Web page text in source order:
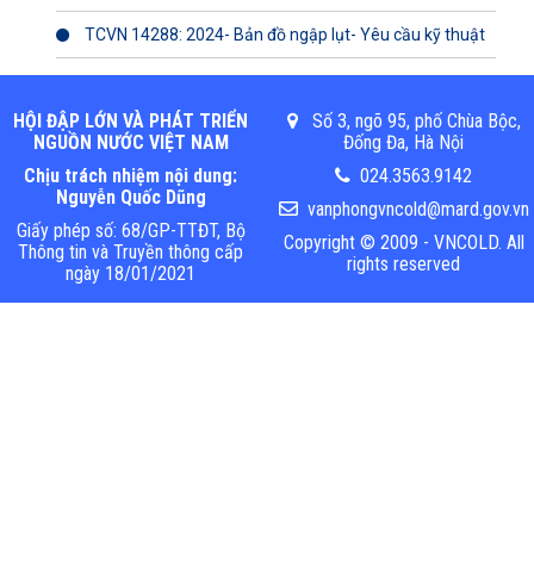
TCVN 14288: 2024- Bản đồ ngập lụt- Yêu cầu kỹ thuật
HỘI ĐẬP LỚN VÀ PHÁT TRIỂN
NGUỒN NƯỚC VIỆT NAM
Chịu trách nhiệm nội dung:
Nguyễn Quốc Dũng
Giấy phép số: 68/GP-TTĐT, Bộ
Thông tin và Truyền thông cấp
ngày 18/01/2021
Số 3, ngõ 95, phố Chùa Bộc,
Đống Đa, Hà Nội
024.3563.9142
vanphongvncold@mard.gov.vn
Copyright © 2009 - VNCOLD. All
rights reserved